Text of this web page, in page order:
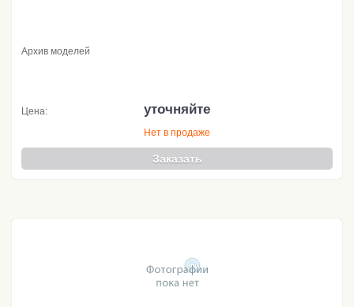
Архив моделей
Цена: уточняйте
Нет в продаже
Заказать